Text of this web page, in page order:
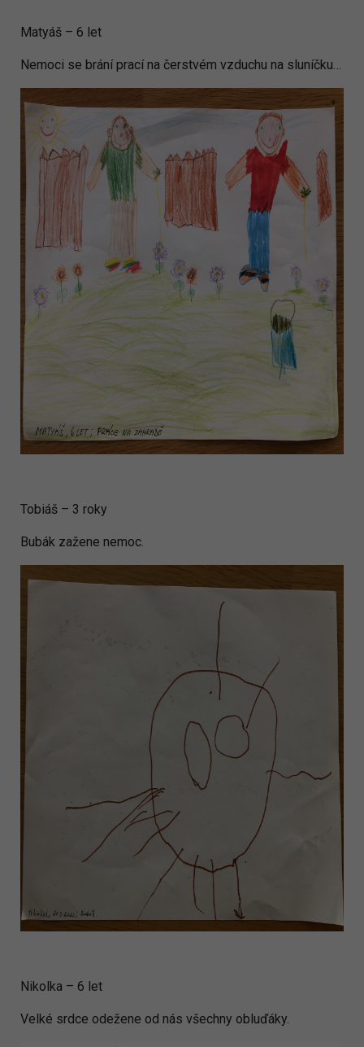
Matyáš – 6 let
Nemoci se brání prací na čerstvém vzduchu na sluníčku…
Tobiáš – 3 roky
Bubák zažene nemoc.
Nikolka – 6 let
Velké srdce odežene od nás všechny obluďáky.